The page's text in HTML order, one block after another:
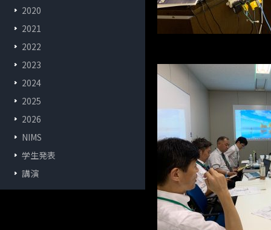
2020
2021
2022
2023
2024
2025
2026
NIMS
学生発表
講演